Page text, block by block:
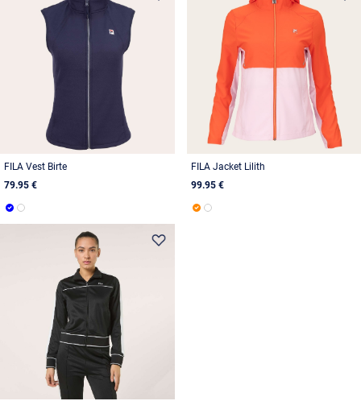
FILA Vest Birte
79.95 €
FILA Jacket Lilith
99.95 €